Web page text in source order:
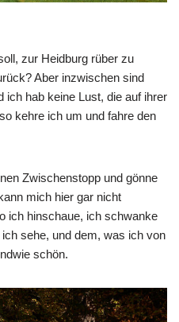
zur Heidburg rüber zu
Aber inzwischen sind
ich hab keine Lust, die auf ihrer
kehre ich um und fahre den
Zwischenstopp und gönne
mich hier gar nicht
ich hinschaue, ich schwanke
sehe, und dem, was ich von
schön.